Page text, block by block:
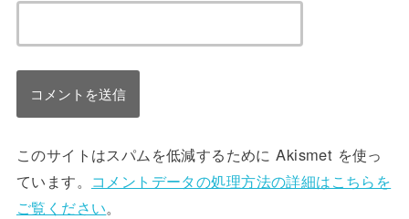
このサイトはスパムを低減するために Akismet を使っ
ています。 コメントデータの処理方法の詳細はこちらを
ご覧ください。